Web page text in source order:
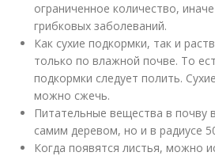
ограниченное количество,
грибковых заболеваний.
Как сухие подкормки, так и
только по влажной почве. То
подкормки следует полить.
можно сжечь.
Питательные вещества в почву
самим деревом, но и в радиусе
Когда появятся листья, можно